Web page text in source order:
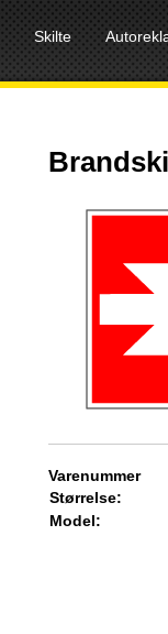
Skilte
Varenummer
Størrelse:
Model: